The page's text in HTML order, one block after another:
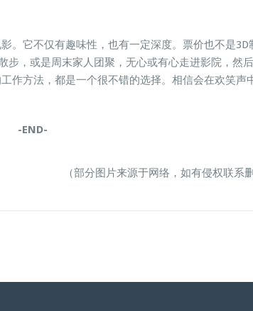
。它不仅有趣味性，也有一定深度。票价也不是3D
步，或是周末家人团聚，无心或有心走进影院，然
作方法，都是一个很不错的选择。相信会在欢笑声
-END-
（部分图片来源于网络，如有侵权联系